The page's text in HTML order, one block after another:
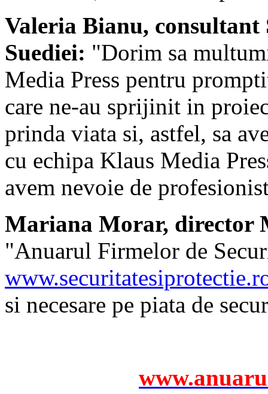
Valeria Bianu, consultant
Suediei: "Dorim sa
Media Press pentru
care ne-au sprijinit in
prinda viata si, astfel, sa
cu echipa Klaus Media
avem nevoie de
Mariana Morar, director
"Anuarul Firmelor de
si necesare pe piata de